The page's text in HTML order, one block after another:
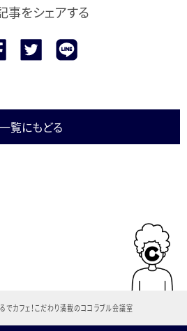
事をシェアする
一覧にもどる
でカフェ！こだわり満載のココラブル会議室